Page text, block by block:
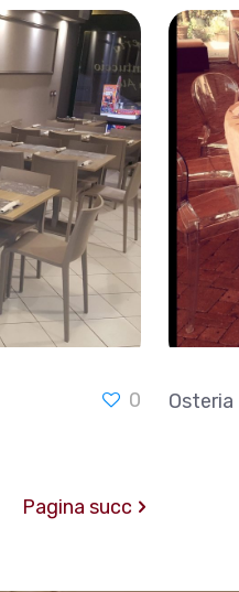
0
Pagina succ